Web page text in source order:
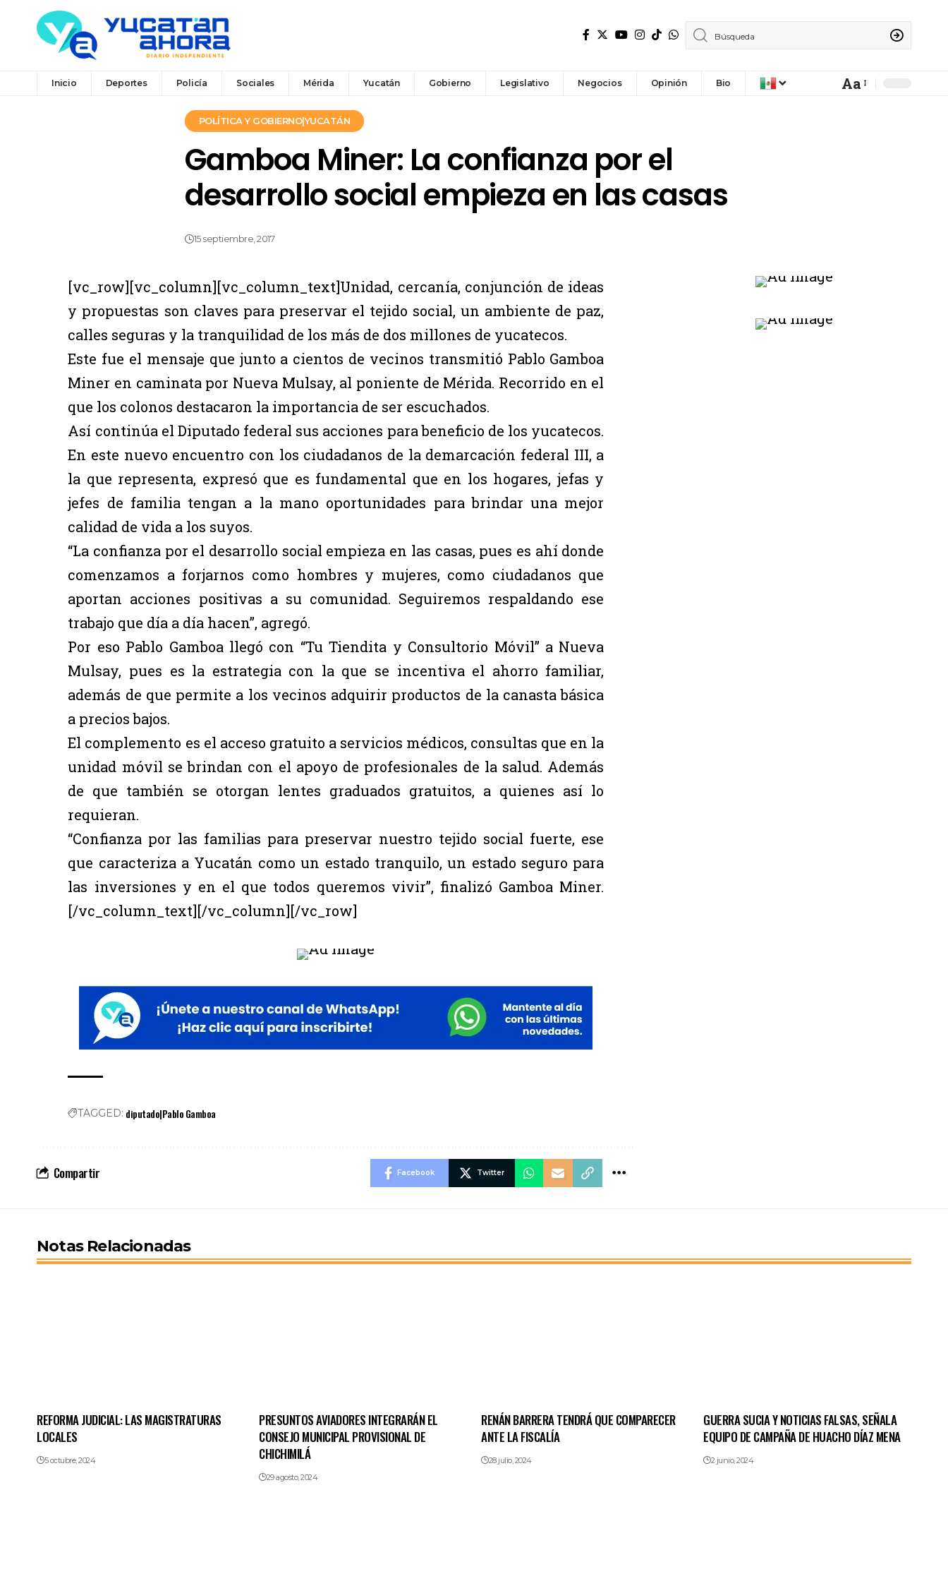
Inicio Deportes Policía Sociales Mérida Yucatán Gobierno Legislativo Negocios Opinión Bio Aa
POLÍTICA Y GOBIERNO|YUCATÁN
Gamboa Miner: La confianza por el
desarrollo social empieza en las casas
15 septiembre, 2017
[vc_row][vc_column][vc_column_text]Unidad, cercanía, conjunción de ideas
y propuestas son claves para preservar el tejido social, un ambiente de paz,
calles seguras y la tranquilidad de los más de dos millones de yucatecos.
Este fue el mensaje que junto a cientos de vecinos transmitió Pablo Gamboa
Miner en caminata por Nueva Mulsay, al poniente de Mérida. Recorrido en el
que los colonos destacaron la importancia de ser escuchados.
Así continúa el Diputado federal sus acciones para beneficio de los yucatecos.
En este nuevo encuentro con los ciudadanos de la demarcación federal III, a
la que representa, expresó que es fundamental que en los hogares, jefas y
jefes de familia tengan a la mano oportunidades para brindar una mejor
calidad de vida a los suyos.
“La confianza por el desarrollo social empieza en las casas, pues es ahí donde
comenzamos a forjarnos como hombres y mujeres, como ciudadanos que
aportan acciones positivas a su comunidad. Seguiremos respaldando ese
trabajo que día a día hacen”, agregó.
Por eso Pablo Gamboa llegó con “Tu Tiendita y Consultorio Móvil” a Nueva
Mulsay, pues es la estrategia con la que se incentiva el ahorro familiar,
además de que permite a los vecinos adquirir productos de la canasta básica
a precios bajos.
El complemento es el acceso gratuito a servicios médicos, consultas que en la
unidad móvil se brindan con el apoyo de profesionales de la salud. Además
de que también se otorgan lentes graduados gratuitos, a quienes así lo
requieran.
“Confianza por las familias para preservar nuestro tejido social fuerte, ese
que caracteriza a Yucatán como un estado tranquilo, un estado seguro para
las inversiones y en el que todos queremos vivir”, finalizó Gamboa Miner.
[/vc_column_text][/vc_column][/vc_row]
TAGGED: diputado|Pablo Gamboa
Compartir Facebook Twitter
Notas Relacionadas
REFORMA JUDICIAL: LAS MAGISTRATURAS
LOCALES
5 octubre, 2024
PRESUNTOS AVIADORES INTEGRARÁN EL
CONSEJO MUNICIPAL PROVISIONAL DE
CHICHIMILÁ
29 agosto, 2024
RENÁN BARRERA TENDRÁ QUE COMPARECER
ANTE LA FISCALÍA
28 julio, 2024
GUERRA SUCIA Y NOTICIAS FALSAS, SEÑALA
EQUIPO DE CAMPAÑA DE HUACHO DÍAZ MENA
2 junio, 2024